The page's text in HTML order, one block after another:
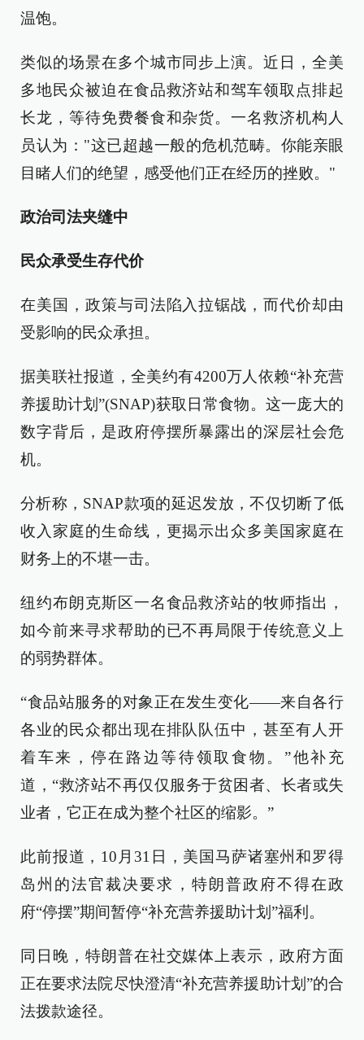
温饱。
类似的场景在多个城市同步上演。近日，全美
多地民众被迫在食品救济站和驾车领取点排起
长龙，等待免费餐食和杂货。一名救济机构人
员认为："这已超越一般的危机范畴。你能亲眼
目睹人们的绝望，感受他们正在经历的挫败。"
政治司法夹缝中
民众承受生存代价
在美国，政策与司法陷入拉锯战，而代价却由
受影响的民众承担。
据美联社报道，全美约有4200万人依赖“补充营
养援助计划”(SNAP)获取日常食物。这一庞大的
数字背后，是政府停摆所暴露出的深层社会危
机。
分析称，SNAP款项的延迟发放，不仅切断了低
收入家庭的生命线，更揭示出众多美国家庭在
财务上的不堪一击。
纽约布朗克斯区一名食品救济站的牧师指出，
如今前来寻求帮助的已不再局限于传统意义上
的弱势群体。
“食品站服务的对象正在发生变化——来自各行
各业的民众都出现在排队队伍中，甚至有人开
着车来，停在路边等待领取食物。”他补充
道，“救济站不再仅仅服务于贫困者、长者或失
业者，它正在成为整个社区的缩影。”
此前报道，10月31日，美国马萨诸塞州和罗得
岛州的法官裁决要求，特朗普政府不得在政
府“停摆”期间暂停“补充营养援助计划”福利。
同日晚，特朗普在社交媒体上表示，政府方面
正在要求法院尽快澄清“补充营养援助计划”的合
法拨款途径。